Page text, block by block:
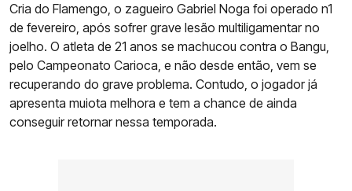
Cria do Flamengo, o zagueiro Gabriel Noga foi operado n1
de fevereiro, após sofrer grave lesão multiligamentar no
joelho. O atleta de 21 anos se machucou contra o Bangu,
pelo Campeonato Carioca, e não desde então, vem se
recuperando do grave problema. Contudo, o jogador já
apresenta muiota melhora e tem a chance de ainda
conseguir retornar nessa temporada.